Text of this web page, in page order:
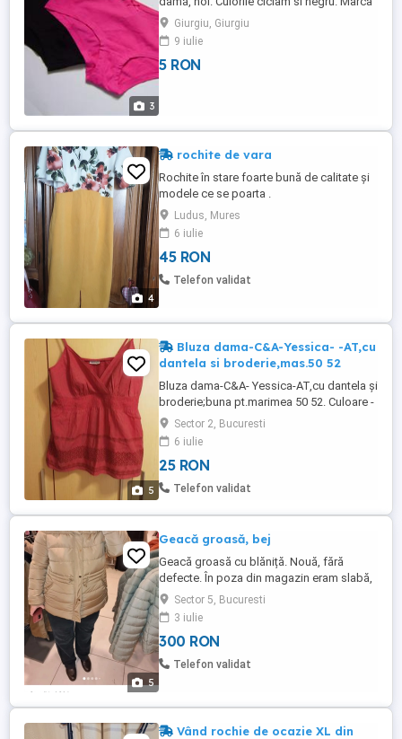
3
The lingerie de la C&A, mărimea S, 95 %
bumbac. Circumferinta este de circa 72
cm dar par să se întindă lejer până la 90
cm. Mentionati pe care il alegeti (pretul
Giurgiu, Giurgiu
9 iulie
5 RON
4
rochite de vara
Rochite în stare foarte bună de calitate și
modele ce se poarta .
Ludus, Mures
6 iulie
45 RON
Telefon validat
5
Bluza dama-C&A-Yessica- -AT,cu
dantela si broderie,mas.50 52
Bluza dama-C&A- Yessica-AT,cu dantela și
broderie;buna pt.marimea 50 52. Culoare -
caramizie. Material - bumbac100%. La
baza ,bluza este puțin evazata La
baza,lățimea bluzei este de 58 cm;
circumferința - 58 2 - 116 cm. La baza,pe
laterale bluza are doua slituri,cu înălțimea
Sector 2, Bucuresti
6 iulie
25 RON
Telefon validat
5
Geacă groasă, bej
Geacă groasă cu blăniță. Nouă, fără
defecte. În poza din magazin eram slabă,
comparativ cu acum. Am cumpărat-o. Am
purtat-o câteva zile(3) într-o vacanță
scurtă, pentru că aveam altele de zi cu zi.
Acum am probat-o și, din păcate, nu îmi
mai este pe măsură. De altfel, este foarte
Sector 5, Bucuresti
3 iulie
300 RON
Telefon validat
Vând rochie de ocazie XL din